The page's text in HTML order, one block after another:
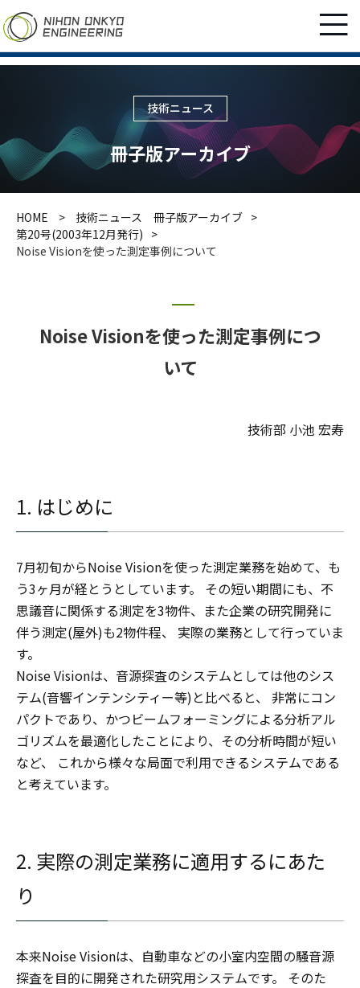
技術ニュース
冊子版アーカイブ
HOME
技術ニュース 冊子版アーカイブ
第20号(2003年12月発行)
Noise Visionを使った測定事例について
Noise Visionを使った測定事例につ
いて
技術部 小池 宏寿
1. はじめに
7月初旬からNoise Visionを使った測定業務を始めて、も
う3ヶ月が経とうとしています。 その短い期間にも、不
思議音に関係する測定を3物件、また企業の研究開発に
伴う測定(屋外)も2物件程、 実際の業務として行っていま
す。
Noise Visionは、音源探査のシステムとしては他のシス
テム(音響インテンシティー等)と比べると、 非常にコン
パクトであり、かつビームフォーミングによる分析アル
ゴリズムを最適化したことにより、その分析時間が短い
など、 これから様々な局面で利用できるシステムである
と考えています。
2. 実際の測定業務に適用するにあた
り
本来Noise Visionは、自動車などの小室内空間の騒音源
探査を目的に開発された研究用システムです。 そのた